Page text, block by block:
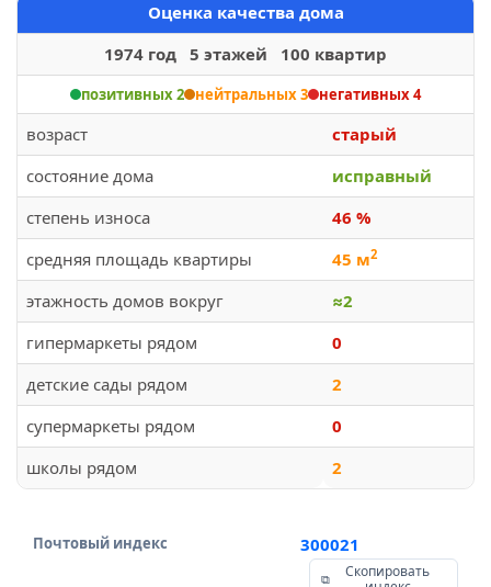
Оценка качества дома
1974 год 5 этажей 100 квартир
позитивных 2 нейтральных 3 негативных 4
возраст
старый
состояние дома
исправный
степень износа
46 %
средняя площадь квартиры
45 м2
этажность домов вокруг
≈2
гипермаркеты рядом
0
детские сады рядом
2
супермаркеты рядом
0
школы рядом
2
Почтовый индекс 300021
Скопировать